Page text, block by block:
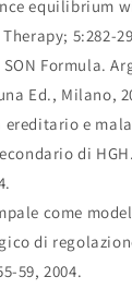
equilibrium
5:282-
Formula.
Ed., Milano,
ereditario e
di
come
di
59, 2004.